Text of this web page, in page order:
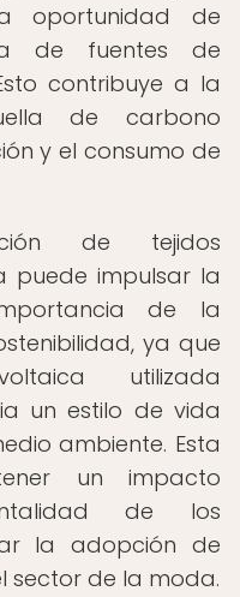
oportunidad de
de fuentes de
contribuye a la
de carbono
y el consumo de
de tejidos
puede impulsar la
de la
ya que
utilizada
un estilo de vida
ambiente. Esta
un impacto
de los
la adopción de
sector de la moda.